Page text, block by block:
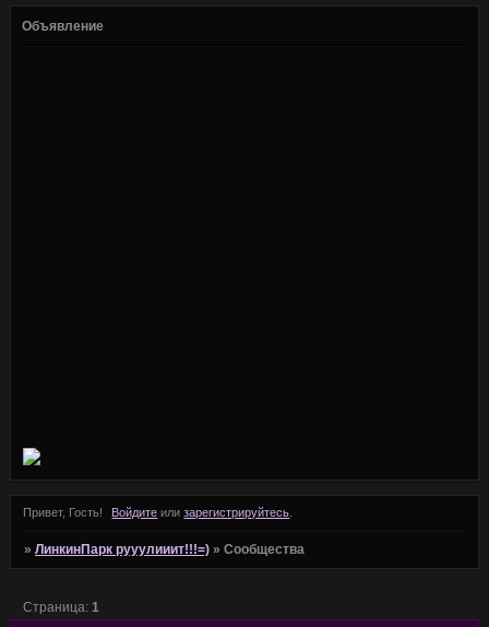
Объявление
Привет, Гость! Войдите илизарегистрируйтесь
»ЛинкинПарк рууулииит!!!=) »Сообщества
Страница: 1